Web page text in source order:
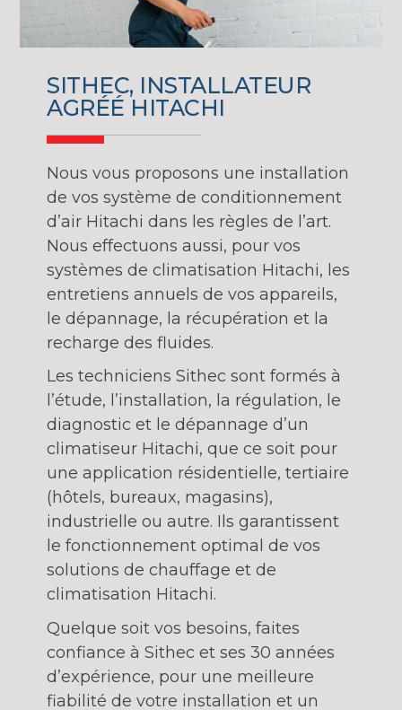
SITHEC, INSTALLATEUR
AGRÉÉ HITACHI
Nous vous proposons une installation
de vos système de conditionnement
d’air Hitachi dans les règles de l’art.
Nous effectuons aussi, pour vos
systèmes de climatisation Hitachi, les
entretiens annuels de vos appareils,
le dépannage, la récupération et la
recharge des fluides.
Les techniciens Sithec sont formés à
l’étude, l’installation, la régulation, le
diagnostic et le dépannage d’un
climatiseur Hitachi, que ce soit pour
une application résidentielle, tertiaire
(hôtels, bureaux, magasins),
industrielle ou autre. Ils garantissent
le fonctionnement optimal de vos
solutions de chauffage et de
climatisation Hitachi.
Quelque soit vos besoins, faites
confiance à Sithec et ses 30 années
d’expérience, pour une meilleure
fiabilité de votre installation et un